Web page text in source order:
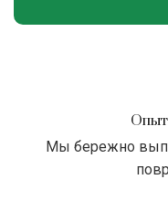
Мы бережно